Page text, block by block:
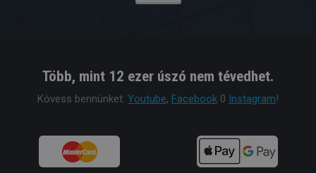
Több, mint 12 ezer úszó nem tévedhet.
Kövess bennünket: Youtube, Facebook 0 Instagram!